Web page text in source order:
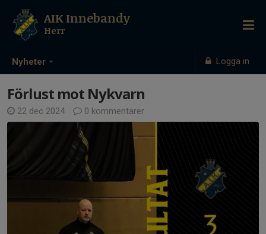
Nyheter Logga in
AIK Innebandy
Herr
Förlust mot Nykvarn
22 dec 2024 0 kommentarer